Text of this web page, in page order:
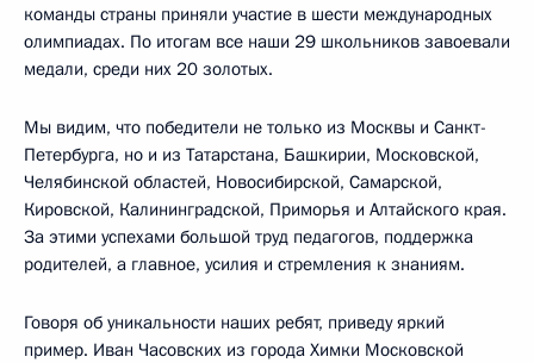
команды страны приняли участие в шести международных
олимпиадах. По итогам все наши 29 школьников завоевали
медали, среди них 20 золотых.
Мы видим, что победители не только из Москвы и Санкт-
Петербурга, но и из Татарстана, Башкирии, Московской,
Челябинской областей, Новосибирской, Самарской,
Кировской, Калининградской, Приморья и Алтайского края.
За этими успехами большой труд педагогов, поддержка
родителей, а главное, усилия и стремления к знаниям.
Говоря об уникальности наших ребят, приведу яркий
пример. Иван Часовских из города Химки Московской